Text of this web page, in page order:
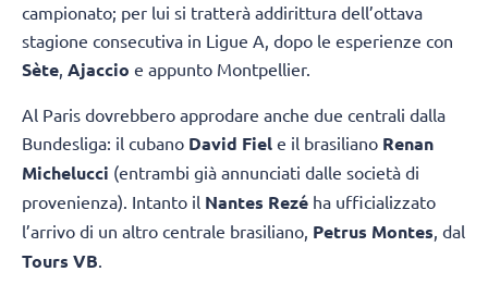
campionato; per lui si tratterà addirittura dell’ottava
stagione consecutiva in Ligue A, dopo le esperienze con
Sète, Ajaccio e appunto Montpellier.
Al Paris dovrebbero approdare anche due centrali dalla
Bundesliga: il cubano David Fiel e il brasiliano Renan
Michelucci (entrambi già annunciati dalle società di
provenienza). Intanto il Nantes Rezé ha ufficializzato
l’arrivo di un altro centrale brasiliano, Petrus Montes , dal
Tours VB